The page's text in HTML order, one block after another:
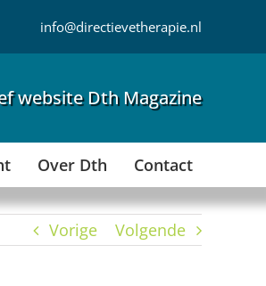
info@directievetherapie.nl
website Dth Magazine
Over Dth Contact
Vorige Volgende